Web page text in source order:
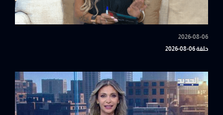
2026-08-06
حلقة 06-08-2026